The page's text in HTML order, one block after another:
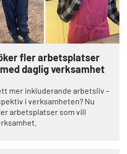
fler arbetsplatser
daglig verksamhet
mer inkluderande arbetsliv –
i verksamheten? Nu
arbetsplatser som vill